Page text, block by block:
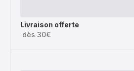
Livraison offerte
dès 30€